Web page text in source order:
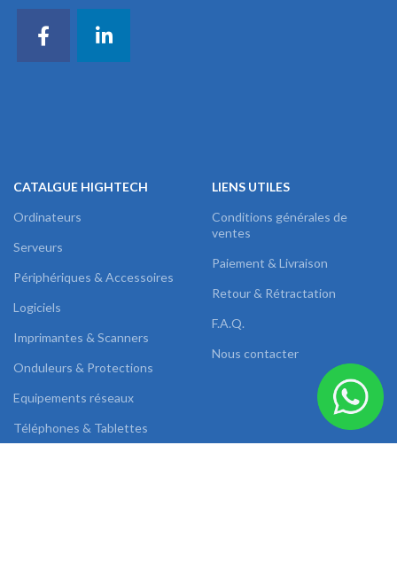
CATALGUE HIGHTECH
Ordinateurs
Serveurs
Périphériques & Accessoires
Logiciels
Imprimantes & Scanners
Onduleurs & Protections
Equipements réseaux
Téléphones & Tablettes
LIENS UTILES
Conditions générales de
ventes
Paiement & Livraison
Retour & Rétractation
F.A.Q.
Nous contacter